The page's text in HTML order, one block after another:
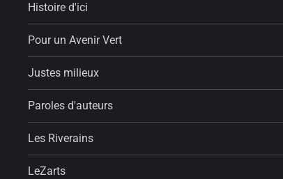
Histoire d'ici
Pour un Avenir Vert
Justes milieux
Paroles d'auteurs
Les Riverains
LeZarts